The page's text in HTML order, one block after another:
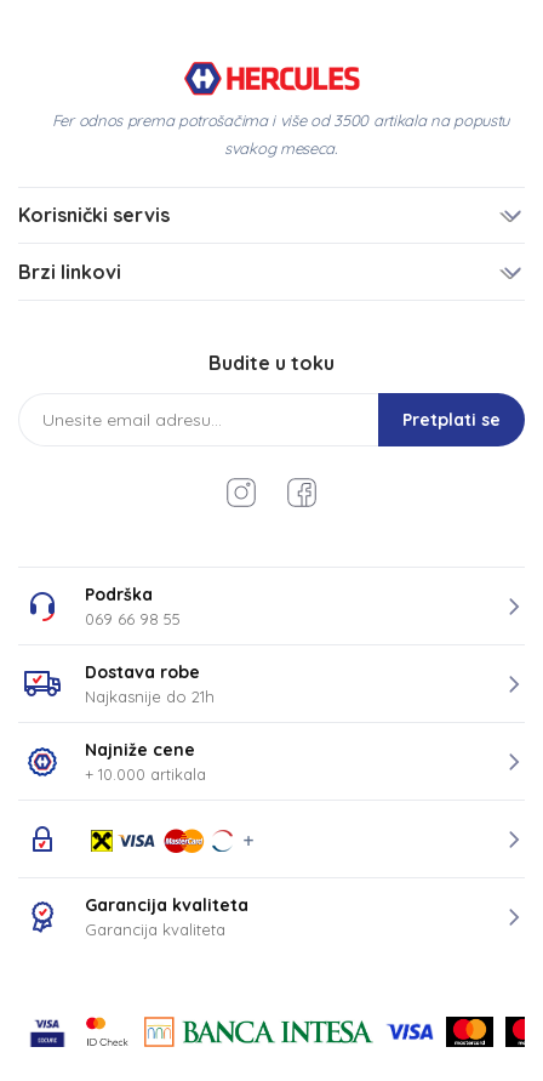
Fer odnos prema potrošačima i više od 3500 artikala na popustu
svakog meseca.
Korisnički servis
Brzi linkovi
Budite u toku
Pretplati se
Podrška
069 66 98 55
Dostava robe
Najkasnije do 21h
Najniže cene
+ 10.000 artikala
Garancija kvaliteta
Garancija kvaliteta